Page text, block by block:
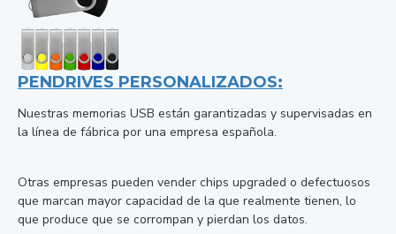
PENDRIVES PERSONALIZADOS:
Nuestras memorias USB están garantizadas y supervisadas en
la línea de fábrica por una empresa española.
Otras empresas pueden vender chips upgraded o defectuosos
que marcan mayor capacidad de la que realmente tienen, lo
que produce que se corrompan y pierdan los datos.